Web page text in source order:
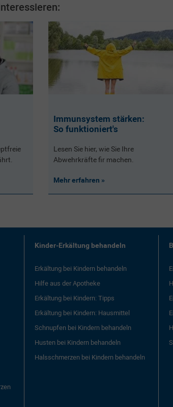
Immunsystem stärken:
So funktioniert's
Lesen Sie hier, wie Sie Ihre
Abwehrkräfte fir machen.
Mehr erfahren
Kinder-Erkältung behandeln
Erkältung bei Kindern behandeln
Hilfe aus der Apotheke
Erkältung bei Kindern: Tipps
Erkältung bei Kindern: Hausmittel
Schnupfen bei Kindern behandeln
Husten bei Kindern behandeln
Halsschmerzen bei Kindern behandeln